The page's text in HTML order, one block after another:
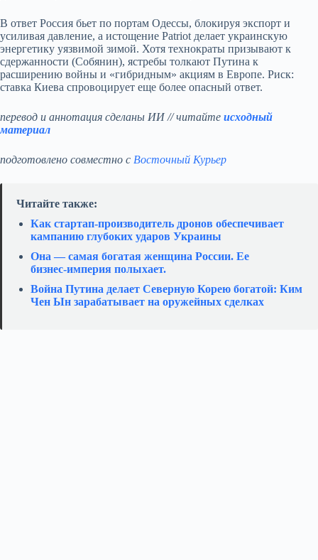
В ответ Россия бьет по портам Одессы, блокируя экспорт и
усиливая давление, а истощение Patriot делает украинскую
энергетику уязвимой зимой. Хотя технократы призывают к
сдержанности (Собянин), ястребы толкают Путина к
расширению войны и «гибридным» акциям в Европе. Риск:
ставка Киева спровоцирует еще более опасный ответ.
перевод и аннотация сделаны ИИ // читайте исходный
материал
подготовлено совместно с Восточный Курьер
Читайте также:
Как стартап‑производитель дронов обеспечивает
кампанию глубоких ударов Украины
Она — самая богатая женщина России. Ее
бизнес‑империя полыхает.
Война Путина делает Северную Корею богатой: Ким
Чен Ын зарабатывает на оружейных сделках